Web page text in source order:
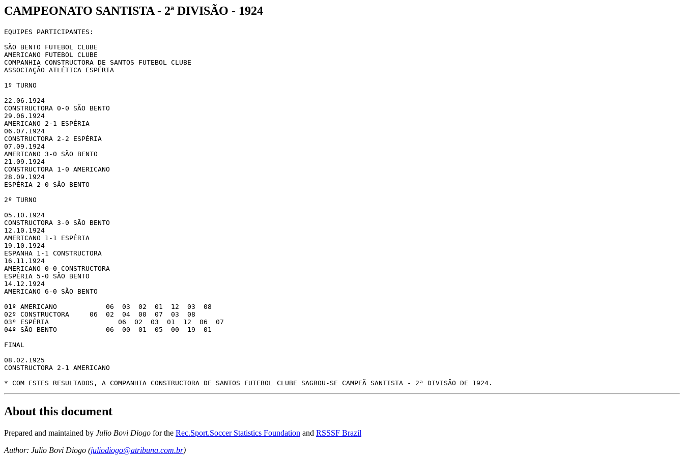
CAMPEONATO SANTISTA - 2ª DIVISÃO - 1924
EQUIPES PARTICIPANTES:
SÃO BENTO FUTEBOL CLUBE
AMERICANO FUTEBOL CLUBE
COMPANHIA CONSTRUCTORA DE SANTOS FUTEBOL CLUBE
ASSOCIAÇÃO ATLÉTICA ESPÉRIA
1º TURNO
22.06.1924
CONSTRUCTORA 0-0 SÃO BENTO
29.06.1924
AMERICANO 2-1 ESPÉRIA
06.07.1924
CONSTRUCTORA 2-2 ESPÉRIA
07.09.1924
AMERICANO 3-0 SÃO BENTO
21.09.1924
CONSTRUCTORA 1-0 AMERICANO
28.09.1924
ESPÉRIA 2-0 SÃO BENTO
2º TURNO
05.10.1924
CONSTRUCTORA 3-0 SÃO BENTO
12.10.1924
AMERICANO 1-1 ESPÉRIA
19.10.1924
ESPANHA 1-1 CONSTRUCTORA
16.11.1924
AMERICANO 0-0 CONSTRUCTORA
ESPÉRIA 5-0 SÃO BENTO
14.12.1924
AMERICANO 6-0 SÃO BENTO
01º AMERICANO            06  03  02  01  12  03  08
02º CONSTRUCTORA     06  02  04  00  07  03  08
03º ESPÉRIA                 06  02  03  01  12  06  07
04º SÃO BENTO            06  00  01  05  00  19  01
FINAL
08.02.1925
CONSTRUCTORA 2-1 AMERICANO
* COM ESTES RESULTADOS, A COMPANHIA CONSTRUCTORA DE SANTOS FUTEBOL CLUBE SAGROU-SE CAMPEÃ SANTISTA - 2ª DIVISÃO DE 1924.
About this document
Prepared and maintained by Julio Bovi Diogo for the Rec.Sport.Soccer Statistics Foundation and RSSSF Brazil
Author: Julio Bovi Diogo (juliodiogo@atribuna.com.br)